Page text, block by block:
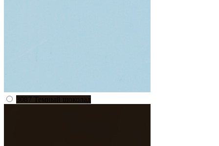
3087 Темный шоколад